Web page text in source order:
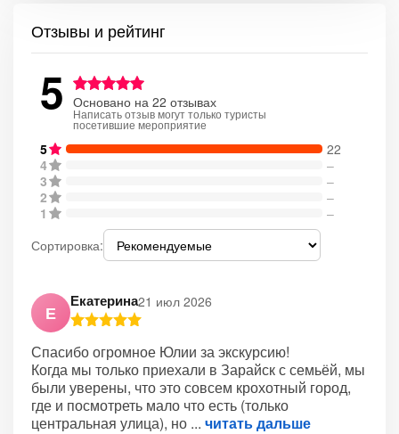
Отзывы и рейтинг
5 Основано на 22 отзывах
Написать отзыв могут только туристы
посетившие мероприятие
5
22
4
–
3
–
2
–
1
–
Сортировка:
Е
Екатерина21 июл 2026
Спасибо огромное Юлии за экскурсию!
Когда мы только приехали в Зарайск с семьёй, мы
были уверены, что это совсем крохотный город,
где и посмотреть мало что есть (только
центральная улица), но
читать дальше